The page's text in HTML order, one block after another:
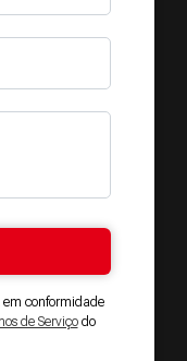
em conformidade
de Serviçodo